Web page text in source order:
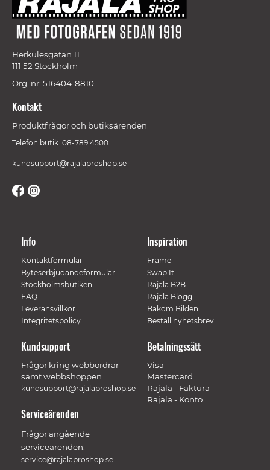
Herkulesgatan 11
111 52 Stockholm
Org. nr: 516404-8810
Kontakt
Produktfrågor och butiksärenden
Telefon butik: 08-789 4500
kundsupport@rajalaproshop.se
Info
Kontaktformulär
Byteserbjudandeformulär
Stockholmsbutiken
FAQ
Leveransvillkor
Integritetspolicy
Inspiration
Frame
Swap It
Rajala B2B
Rajala Blogg
Bakom Bilden
Beställ nyhetsbrev
Betalningssätt
Visa
Mastercard
Rajala - Faktura
Rajala - Konto
Kundsupport
Frågor kring webbordrar
samt webbshoppen.
kundsupport@rajalaproshop.se
Serviceärenden
Frågor angående
serviceärenden.
service@rajalaproshop.se